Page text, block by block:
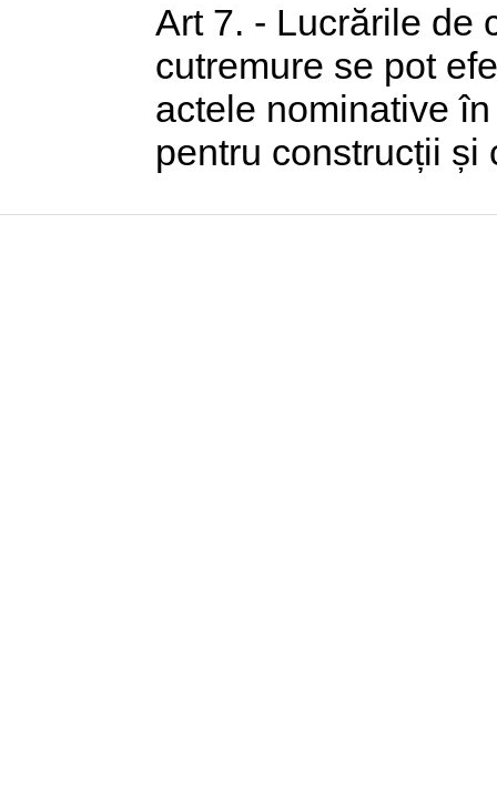
Art 7. - Lucrările de
cutremure se pot
actele nominative
pentru construcții și